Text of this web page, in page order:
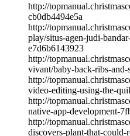
http://
cb0db4494e5a
http://
play/situs-agen-judi-
e7d6b6143923
http://
vivant/baby-back-ribs-
http://
video-editing-using-the-
http://
native-app-development-
http://
discovers-plant-that-could-